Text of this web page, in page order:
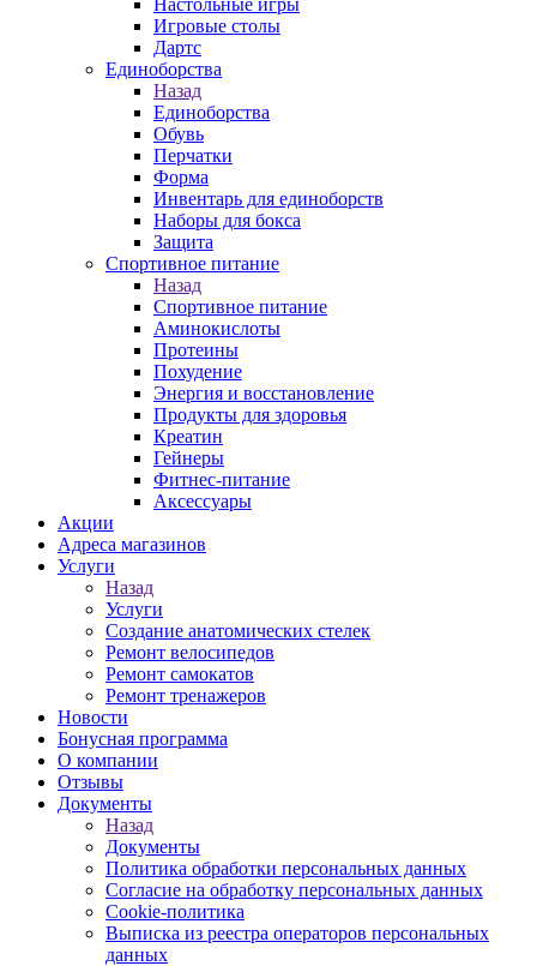
Настольные игры
Игровые столы
Дартс
Единоборства
Назад
Единоборства
Обувь
Перчатки
Форма
Инвентарь для единоборств
Наборы для бокса
Защита
Спортивное питание
Назад
Спортивное питание
Аминокислоты
Протеины
Похудение
Энергия и восстановление
Продукты для здоровья
Креатин
Гейнеры
Фитнес-питание
Аксессуары
Акции
Адреса магазинов
Услуги
Назад
Услуги
Создание анатомических стелек
Ремонт велосипедов
Ремонт самокатов
Ремонт тренажеров
Новости
Бонусная программа
О компании
Отзывы
Документы
Назад
Документы
Политика обработки персональных данных
Согласие на обработку персональных данных
Cookie-политика
Выписка из реестра операторов персональных
данных